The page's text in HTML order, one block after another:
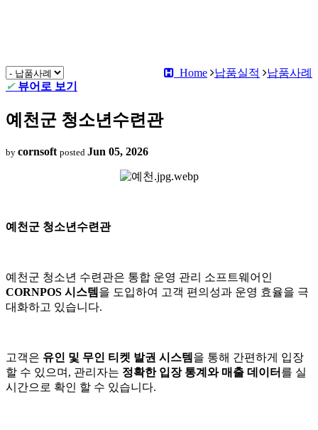
Home 납품실적
납품사례
✔ 뷰어로 보기
예천군 청소년수련관
by cornsoft posted Jun 05, 2026
예천군 청소년수련관
예천군 청소년 수련관은 통합 운영 관리 소프트웨어인
CORNPOS 시스템 을 도입하여 고객 편의성과 운영 효율을 극
대화하고 있습니다.
고객은 유인 및 무인 티켓 발권 시스템 을 통해 간편하게 입장
할 수 있으며, 관리자는 정확한 입장 통계와 매출 데이터 를 실
시간으로 확인 할 수 있습니다.